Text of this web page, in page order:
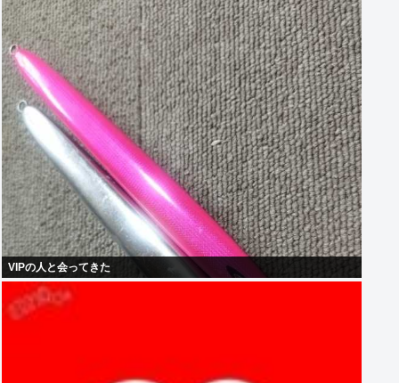
VIPの人と会ってきた